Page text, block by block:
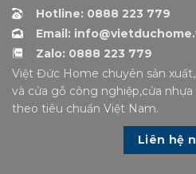
Hotline: 0888 223 779
Email:
Zalo: 0888 223 779
Việt Đức Home chuyên sản
và cửa gỗ công nghiệp,cửa
theo tiêu chuẩn Việt Nam.
Liên hệ